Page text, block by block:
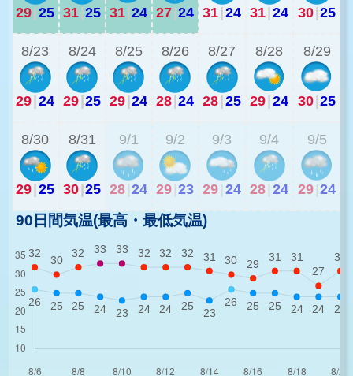
29|25 31|25 31|24 27|24 31|24 31|24 30|25
8/23
29|24
8/24
29|25
8/25
29|24
8/26
28|24
8/27
28|25
8/28
29|24
8/29
30|25
8/30
29|25
8/31
30|25
9/1
28 24
9/2
29 23
9/3
29 24
9/4
28 24
9/5
29 24
90日間気温(最高・最低気温)